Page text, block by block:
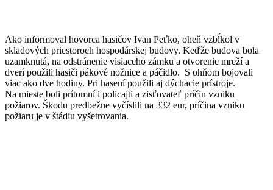
Ako informoval hovorca hasičov Ivan Peťko, oheň vzbĺkol v
skladových priestoroch hospodárskej budovy. Keďže budova bola
uzamknutá, na odstránenie visiaceho zámku a otvorenie mreží a
dverí použili hasiči pákové nožnice a páčidlo. S ohňom bojovali
viac ako dve hodiny. Pri hasení použili aj dýchacie prístroje.
Na mieste boli prítomní i policajti a zisťovateľ príčin vzniku
požiarov. Škodu predbežne vyčíslili na 332 eur, príčina vzniku
požiaru je v štádiu vyšetrovania.